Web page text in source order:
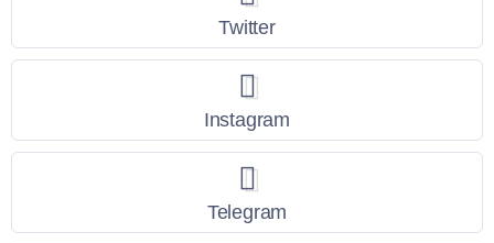
Twitter
Instagram
Telegram